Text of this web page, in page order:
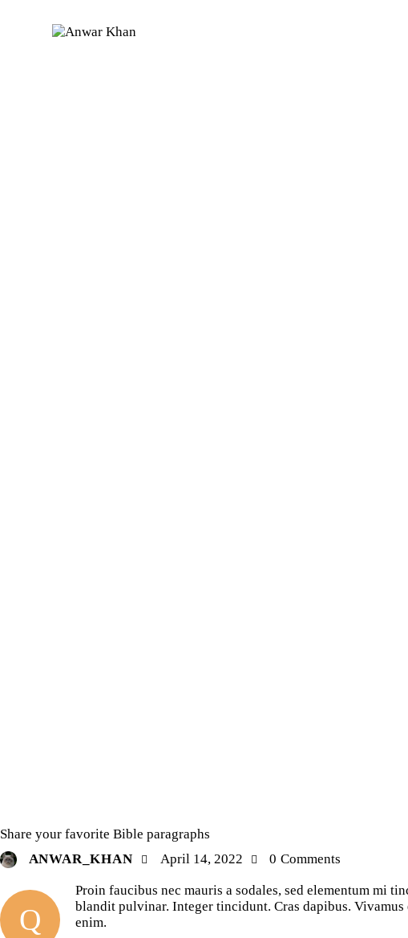
Share your favorite Bible paragraphs
ANWAR_KHAN
April 14, 2022 0 Comments
Q
Proin faucibus nec mauris a sodales, sed elementum mi
blandit pulvinar. Integer tincidunt. Cras dapibus.
enim.